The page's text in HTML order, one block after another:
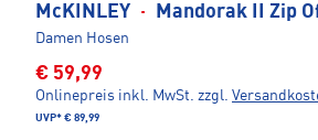
McKINLEY · Mandorak II Zip
Damen Hosen
€ 59,99
Onlinepreis inkl. MwSt. zzgl.
UVP* € 89,99